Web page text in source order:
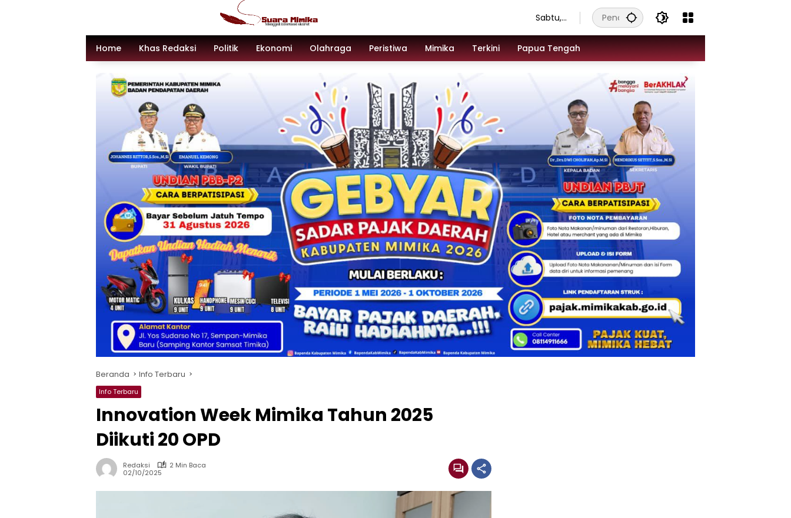
Sabtu,
Agustu
s 2026
Home Khas Redaksi Politik Ekonomi Olahraga Peristiwa Mimika Terkini Papua Tengah
Beranda Info Terbaru
Info Terbaru
Innovation Week Mimika Tahun 2025
Diikuti 20 OPD
Redaksi
2 Min Baca
02/10/2025